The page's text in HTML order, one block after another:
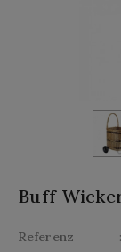
Buff
Referenz